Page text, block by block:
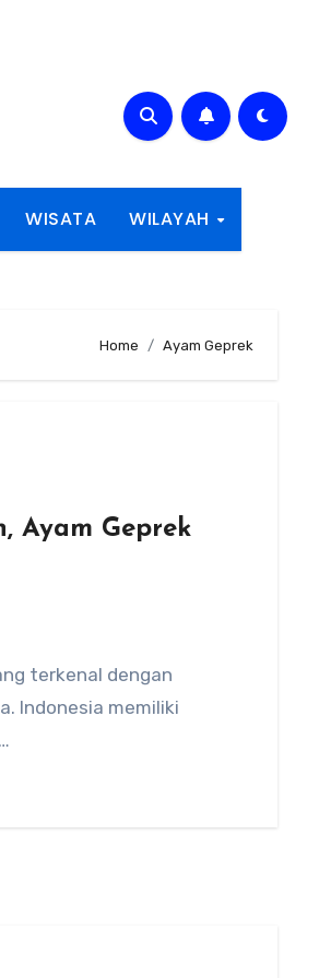
WISATA WILAYAH
Home Ayam Geprek
Ayam Geprek
terkenal dengan
Indonesia memiliki